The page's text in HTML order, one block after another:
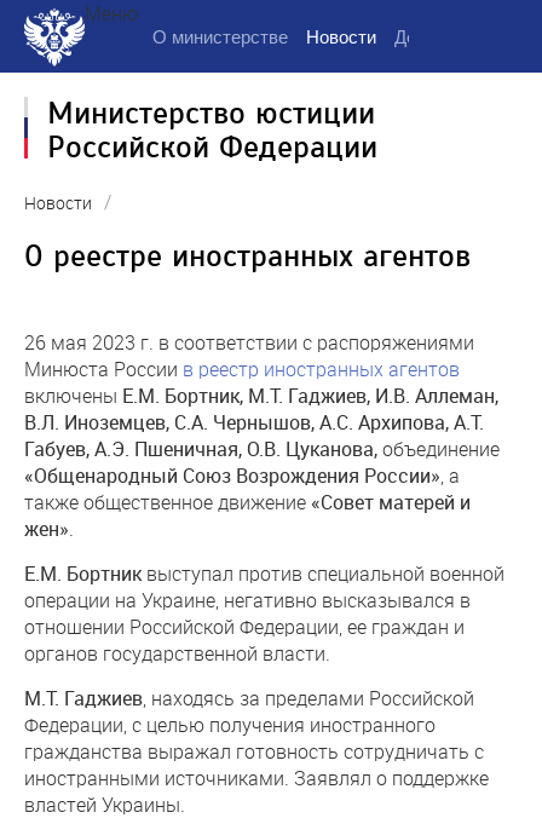
Меню
О министерстве Новости Деятельность
Министерство юстиции
Российской Федерации
Новости /
О реестре иностранных агентов
26 мая 2023 г. в соответствии с распоряжениями
Минюста России в реестр иностранных агентов
включены Е.М. Бортник, М.Т. Гаджиев, И.В. Аллеман,
В.Л. Иноземцев, С.А. Чернышов, А.С. Архипова, А.Т.
Габуев, А.Э. Пшеничная, О.В. Цуканова,объединение
«Общенародный Союз Возрождения России» , а
также общественное движение «Совет матерей и
жен»
Е.М. Бортник выступал против специальной военной
операции на Украине, негативно высказывался в
отношении Российской Федерации, ее граждан и
органов государственной власти.
М.Т. Гаджиев , находясь за пределами Российской
Федерации, с целью получения иностранного
гражданства выражал готовность сотрудничать с
иностранными источниками. Заявлял о поддержке
властей Украины.